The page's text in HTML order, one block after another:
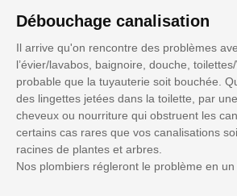
Débouchage canalisation
Il arrive qu'on rencontre des problèmes
l’évier/lavabos, baignoire, douche,
probable que la tuyauterie soit bouchée.
des lingettes jetées dans la toilette, par
cheveux ou nourriture qui obstruent les
certains cas rares que vos canalisations
racines de plantes et arbres.
Nos plombiers régleront le problème en un